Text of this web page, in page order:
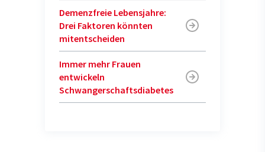
Demenzfreie Lebensjahre:
Drei Faktoren könnten
mitentscheiden
Immer mehr Frauen
entwickeln
Schwangerschaftsdiabetes